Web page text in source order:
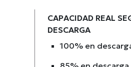
CAPACIDAD REAL
DESCARGA
100% en